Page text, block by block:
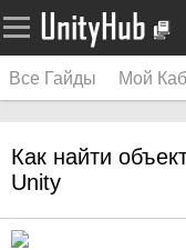
Все Гайды Мой
Как найти
Unity